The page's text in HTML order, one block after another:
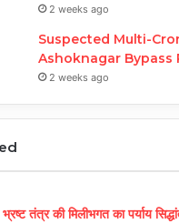
2 weeks ago
Suspected Multi-
Ashoknagar Bypass
2 weeks ago
तंत्र की मिलीभगत का पर्याय